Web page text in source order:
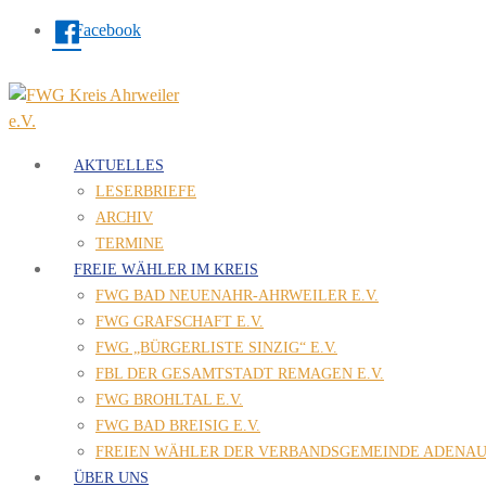
Facebook
AKTUELLES
LESERBRIEFE
ARCHIV
TERMINE
FREIE WÄHLER IM KREIS
FWG BAD NEUENAHR-AHRWEILER E.V.
FWG GRAFSCHAFT E.V.
FWG „BÜRGERLISTE SINZIG“ E.V.
FBL DER GESAMTSTADT REMAGEN E.V.
FWG BROHLTAL E.V.
FWG BAD BREISIG E.V.
FREIEN WÄHLER DER VERBANDSGEMEINDE
ÜBER UNS